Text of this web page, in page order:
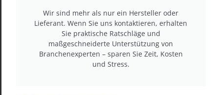
Wir sind mehr als nur ein Hersteller oder
Lieferant. Wenn Sie uns kontaktieren, erhalten
Sie praktische Ratschläge und
maßgeschneiderte Unterstützung von
Branchenexperten – sparen Sie Zeit, Kosten
und Stress.